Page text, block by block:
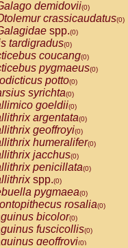
demidovii(0)
crassicaudatus(0)
spp.(0)
tardigradus(0)
coucang(0)
pygmaeus(0)
potto(0)
syrichta(0)
goeldii(0)
argentata(0)
geoffroyi(0)
humeralifer(0)
jacchus(0)
penicillata(0)
spp.(0)
pygmaea(0)
rosalia(0)
bicolor(0)
fuscicollis(0)
geoffroyi(0)